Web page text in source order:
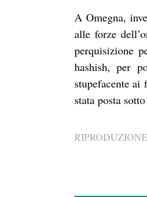
A Omegna,
alle forze
perquisizione
hashish, per
stupefacente
stata posta